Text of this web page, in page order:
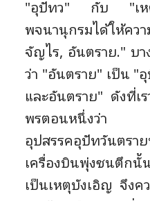
"อุปัทว" กับ "เห
พจนานุกรมได้ให้คว
จัญไร, อันตราย." บา
ว่า "อันตราย" เป็น "
และอันตราย" ดังที่เ
พรตอนหนึ่งว่า "
อุปสรรคอุปัทวันตร
เครื่องบินพุ่งชนตึก
เป็นเหตุบังเอิญ จึงค